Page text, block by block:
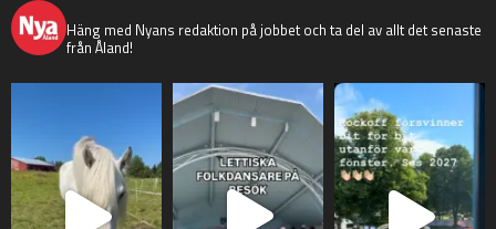
Häng med Nyans redaktion på jobbet och ta del av allt det senaste
från Åland!